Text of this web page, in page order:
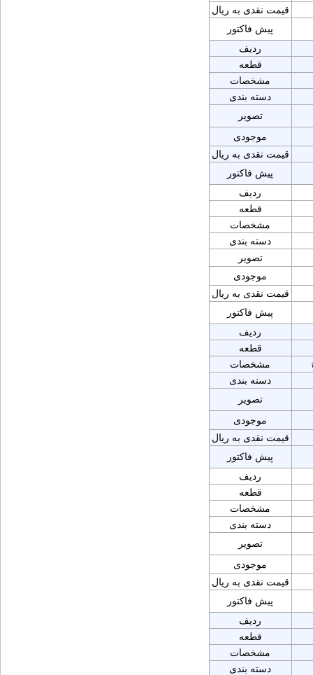
قیمت نقدی به ریال
پیش فاکتور
ردیف
قطعه
مشخصات
دسته بندی
تصویر
موجودی
قیمت نقدی به ریال
پیش فاکتور
ردیف
قطعه
مشخصات
دسته بندی
تصویر
موجودی
قیمت نقدی به ریال
پیش فاکتور
ردیف
قطعه
مشخصات
دسته بندی
تصویر
موجودی
قیمت نقدی به ریال
پیش فاکتور
ردیف
قطعه
مشخصات
دسته بندی
تصویر
موجودی
قیمت نقدی به ریال
پیش فاکتور
ردیف
قطعه
مشخصات
دسته بندی